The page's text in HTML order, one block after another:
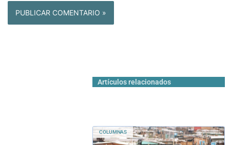
Artículos relacionados